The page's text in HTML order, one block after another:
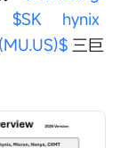
$SK hynix
三巨